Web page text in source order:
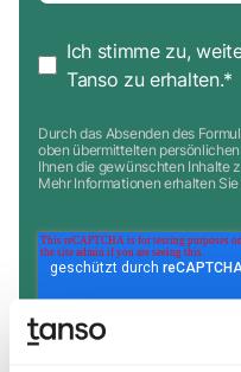
Ich stimme zu,
Tanso zu erhalten.*
Durch das Absenden des
oben übermittelten
Ihnen die gewünschten Inhalte
Mehr Informationen erhalten